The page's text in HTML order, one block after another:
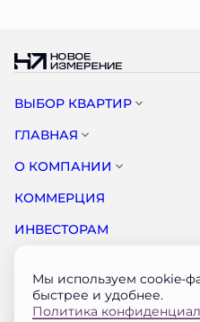
ВЫБОР КВАРТИР
ГЛАВНАЯ
О КОМПАНИИ
КОММЕРЦИЯ
ИНВЕСТОРАМ
КОНТАКТЫ
Мы используем cookie-
быстрее и удобнее.
Политика